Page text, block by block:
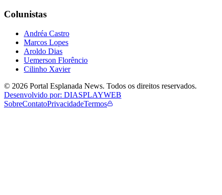
Colunistas
Andréa Castro
Marcos Lopes
Aroldo Dias
Uemerson Florêncio
Cilinho Xavier
© 2026 Portal Esplanada News. Todos os direitos reservados.
Desenvolvido por: DIASPLAYWEB
SobreContatoPrivacidadeTermos